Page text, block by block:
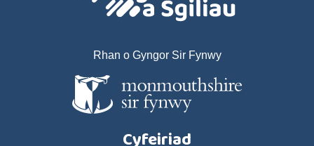
Rhan o Gyngor Sir Fynwy
Cyfeiriad